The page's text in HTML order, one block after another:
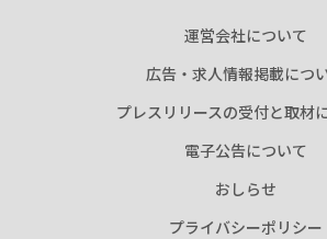
運営会社について
広告・求人情報掲載につ
プレスリリースの受付と取材
電子公告について
おしらせ
プライバシーポリシー